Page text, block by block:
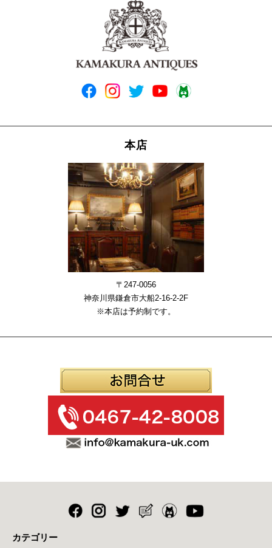
本店
〒247-0056
神奈川県鎌倉市大船2-16-2-2F
※本店は予約制です。
カテゴリー